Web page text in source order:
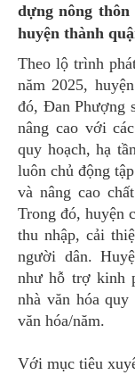
dựng nông
huyện thành
Theo lộ trình
năm 2025,
đó, Đan Phượng
nâng cao với
quy hoạch, hạ
luôn chủ động
và nâng cao
Trong đó, huyện
thu nhập, cải
người dân.
như hỗ trợ kinh
nhà văn hóa
văn hóa/năm.
Với mục tiêu